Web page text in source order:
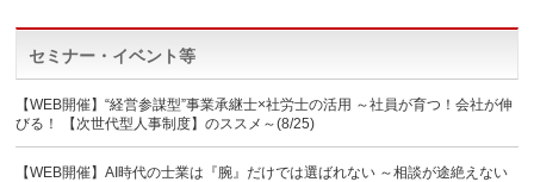
セミナー・イベント等
【WEB開催】“経営参謀型”事業承継士×社労士の活用 ～社員が育つ！会社が伸
びる！ 【次世代型人事制度】のススメ～(8/25)
【WEB開催】AI時代の士業は『腕』だけでは選ばれない ～相談が途絶えない